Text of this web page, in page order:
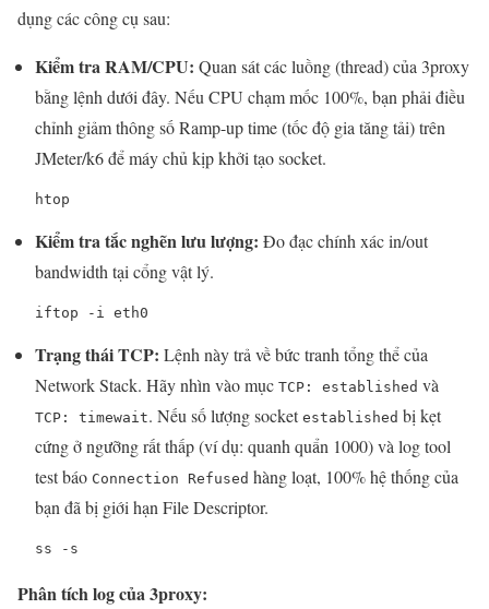
dụng các công cụ sau:
Kiểm tra RAM/CPU: Quan sát các luồng (thread) của 3proxy
bằng lệnh dưới đây. Nếu CPU chạm mốc 100%, bạn phải điều
chỉnh giảm thông số Ramp-up time (tốc độ gia tăng tải) trên
JMeter/k6 để máy chủ kịp khởi tạo socket.
htop
Kiểm tra tắc nghẽn lưu lượng: Đo đạc chính xác in/out
bandwidth tại cổng vật lý.
iftop -i eth0
Trạng thái TCP: Lệnh này trả về bức tranh tổng thể của
Network Stack. Hãy nhìn vào mục TCP: established và
TCP: timewait. Nếu số lượng socket established bị kẹt
cứng ở ngưỡng rất thấp (ví dụ: quanh quẩn 1000) và log tool
test báo Connection Refused hàng loạt, 100% hệ thống của
bạn đã bị giới hạn File Descriptor.
ss -s
Phân tích log của 3proxy: